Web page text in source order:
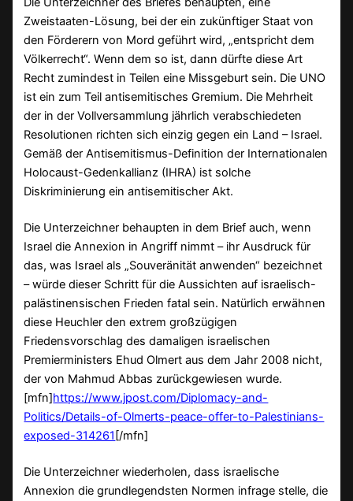
Zweistaaten-Lösung, bei der ein zukünftiger Staat von
den Förderern von Mord geführt wird, „entspricht dem
Völkerrecht“. Wenn dem so ist, dann dürfte diese Art
Recht zumindest in Teilen eine Missgeburt sein. Die UNO
ist ein zum Teil antisemitisches Gremium. Die Mehrheit
der in der Vollversammlung jährlich verabschiedeten
Resolutionen richten sich einzig gegen ein Land – Israel.
Gemäß der Antisemitismus-Definition der Internationalen
Holocaust-Gedenkallianz (IHRA) ist solche
Diskriminierung ein antisemitischer Akt.
Die Unterzeichner behaupten in dem Brief auch, wenn
Israel die Annexion in Angriff nimmt – ihr Ausdruck für
das, was Israel als „Souveränität anwenden“ bezeichnet
– würde dieser Schritt für die Aussichten auf israelisch-
palästinensischen Frieden fatal sein. Natürlich erwähnen
diese Heuchler den extrem großzügigen
Friedensvorschlag des damaligen israelischen
Premierministers Ehud Olmert aus dem Jahr 2008 nicht,
der von Mahmud Abbas zurückgewiesen wurde.
[mfn]https://www.jpost.com/Diplomacy-and-
Politics/Details-of-Olmerts-peace-offer-to-Palestinians-
exposed-314261 [/mfn]
Die Unterzeichner wiederholen, dass israelische
Annexion die grundlegendsten Normen infrage stelle, die